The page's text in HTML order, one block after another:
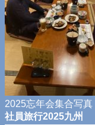
2025忘年会集合写真
社員旅行2025九州